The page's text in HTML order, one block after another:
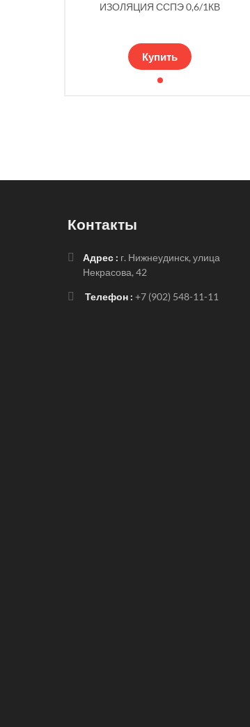
ИЗОЛЯЦИЯ ССПЭ 0,6/1КВ
Купить
Контакты
Адрес : г. Нижнеудинск, улица
Некрасова, 42
Телефон : +7 (902) 548-11-11